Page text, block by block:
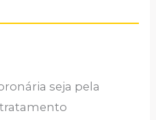
seja pela
tratamento